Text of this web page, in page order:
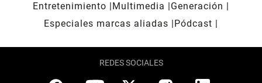
Entretenimiento
Multimedia
Generación
Especiales marcas aliadas
Pódcast
REDES SOCIALES